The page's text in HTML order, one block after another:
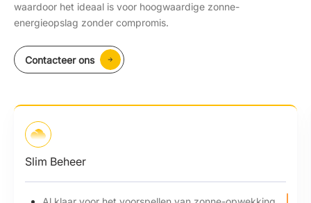
waardoor het ideaal is voor hoogwaardige zonne-
energieopslag zonder compromis.
Contacteer ons
Slim Beheer